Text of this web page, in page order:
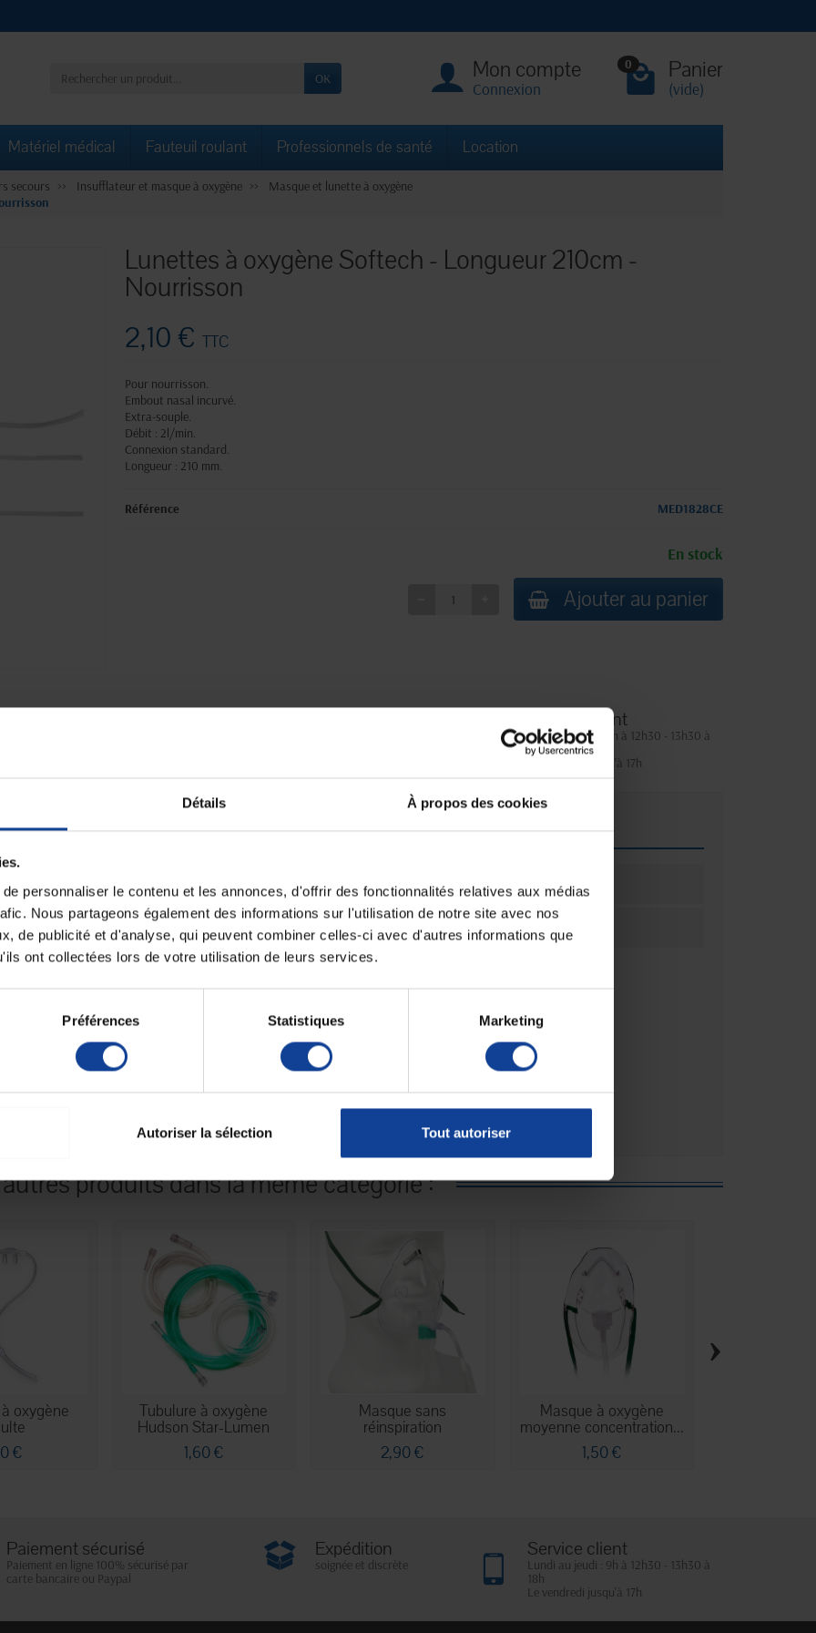
Détails À propos des cookies
personnaliser le contenu et les annonces, d'offrir des fonctionnalités relatives aux médias
Nous partageons également des informations sur l'utilisation de notre site avec nos
de publicité et d'analyse, qui peuvent combiner celles-ci avec d'autres informations que
ont collectées lors de votre utilisation de leurs services.
Préférences Statistiques Marketing
Autoriser la sélection Tout autoriser
OK Mon compte
Connexion
0 Panier
(vide)
Matériel médical Fauteuil roulant Professionnels de santé Location
secours Insufflateur et masque à oxygène
Masque et lunette à oxygène
Lunettes à oxygène Softech - Longueur 210cm -
Nourrisson
2,10 €TTC
Pour nourrisson.
Embout nasal incurvé.
Extra-souple.
Débit : 2l/min.
Connexion standard.
Longueur : 210 mm.
Référence MED1828CE
En stock
Ajouter au panier
Service client
Lundi au jeudi : 9h à 12h30 - 13h30 à
18h
Le vendredi jusqu'à 17h
sûre et efficace de FiO2
facilement autour des oreilles, offrant plus de
du dispositif par le patient.
matériau souple, léger et flexible utilisé.Cela
longue durée.
est de type standard.
Fiche technique
par sachet)
Unité de consommation
type (emballage)
Unité(s)
produits dans la même catégorie :
oxygène
€
Tubulure à oxygène
Hudson Star-Lumen
1,60 €
Masque sans
réinspiration
2,90 €
Masque à oxygène
moyenne concentration...
1,50 €
›
Paiement sécurisé
Paiement en ligne 100% sécurisé par
carte bancaire ou Paypal
Expédition
soignée et discrète
Service client
Lundi au jeudi : 9h à 12h30 - 13h30 à
18h
Le vendredi jusqu'à 17h